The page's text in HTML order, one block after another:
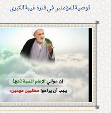
توصية للمؤمنين في فترة غيبة الكبرى